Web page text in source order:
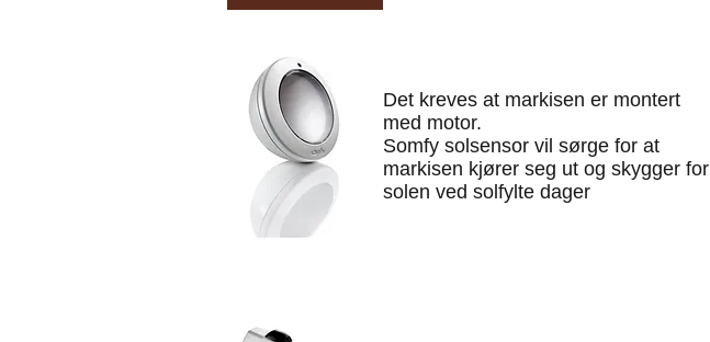
Det kreves at markisen er montert
med motor.
Somfy solsensor vil sørge for at
markisen kjører seg ut og skygger for
solen ved solfylte dager